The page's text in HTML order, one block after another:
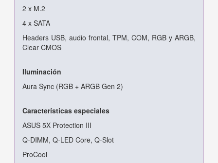
2 x M.2
4 x SATA
Headers USB, audio frontal, TPM, COM, RGB y ARGB,
Clear CMOS
Iluminación
Aura Sync (RGB + ARGB Gen 2)
Características especiales
ASUS 5X Protection III
Q-DIMM, Q-LED Core, Q-Slot
ProCool